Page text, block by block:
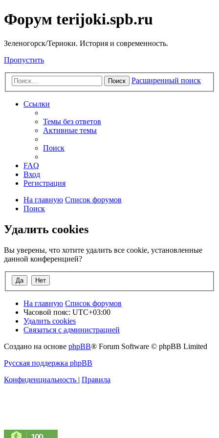
Форум terijoki.spb.ru
Зеленогорск/Териоки. История и современность.
Пропустить
Поиск Расширенный поиск
Ссылки
Темы без ответов
Активные темы
Поиск
FAQ
Вход
Регистрация
На главную Список форумов
Поиск
Удалить cookies
Вы уверены, что хотите удалить все cookie, установленные
данной конференцией?
На главную Список форумов
Часовой пояс: UTC+03:00
Удалить cookies
Связаться с администрацией
Создано на основе phpBB® Forum Software © phpBB Limited
Русская поддержка phpBB
Конфиденциальность | Правила